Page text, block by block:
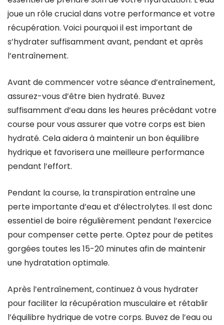
joue un rôle crucial dans votre performance et votre
récupération. Voici pourquoi il est important de
s’hydrater suffisamment avant, pendant et après
l’entraînement.
Avant de commencer votre séance d’entraînement,
assurez-vous d’être bien hydraté. Buvez
suffisamment d’eau dans les heures précédant votre
course pour vous assurer que votre corps est bien
hydraté. Cela aidera à maintenir un bon équilibre
hydrique et favorisera une meilleure performance
pendant l’effort.
Pendant la course, la transpiration entraîne une
perte importante d’eau et d’électrolytes. Il est donc
essentiel de boire régulièrement pendant l’exercice
pour compenser cette perte. Optez pour de petites
gorgées toutes les 15-20 minutes afin de maintenir
une hydratation optimale.
Après l’entraînement, continuez à vous hydrater
pour faciliter la récupération musculaire et rétablir
l’équilibre hydrique de votre corps. Buvez de l’eau ou